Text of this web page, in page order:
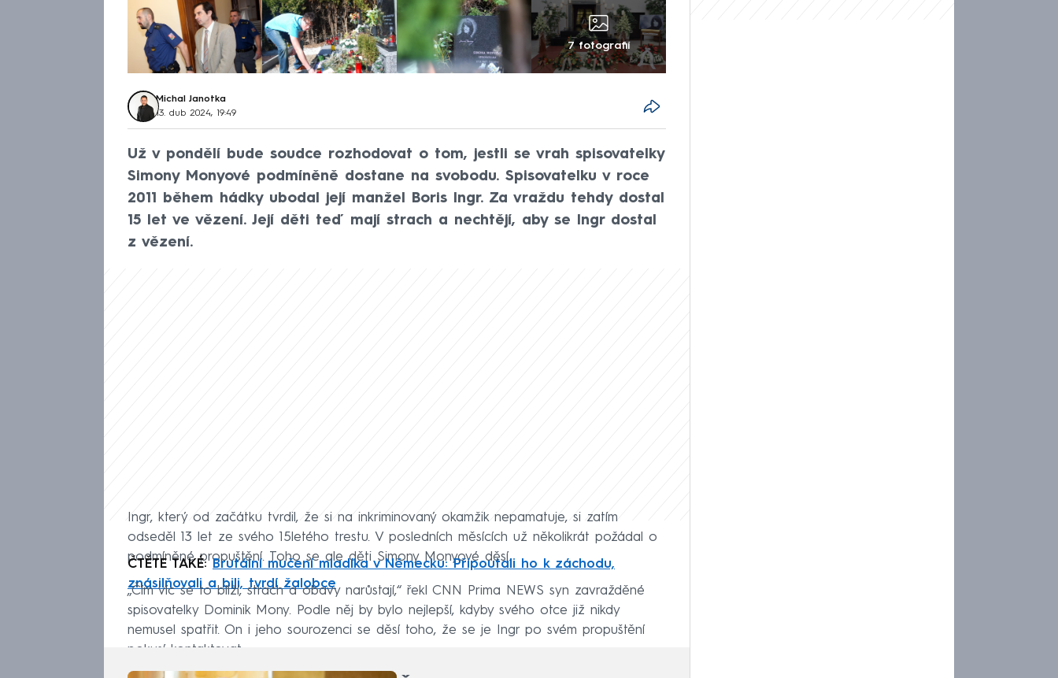
7 fotografií
Michal Janotka
13. dub 2024, 19:49
Už v pondělí bude soudce rozhodovat o tom, jestli se vrah spisovatelky
Simony Monyové podmíněně dostane na svobodu. Spisovatelku v roce
2011 během hádky ubodal její manžel Boris Ingr. Za vraždu tehdy dostal
15 let ve vězení. Její děti teď mají strach a nechtějí, aby se Ingr dostal
z vězení.
Ingr, který od začátku tvrdil, že si na inkriminovaný okamžik nepamatuje, si zatím
odseděl 13 let ze svého 15letého trestu. V posledních měsících už několikrát požádal o
podmíněné propuštění. Toho se ale děti Simony Monyové děsí.
ČTĚTE TAKÉ: Brutální mučení mladíka v Německu: Připoutali ho k záchodu,
znásilňovali a bili, tvrdí žalobce
„Čím víc se to blíží, strach a obavy narůstají,“ řekl CNN Prima NEWS syn zavražděné
spisovatelky Dominik Mony. Podle něj by bylo nejlepší, kdyby svého otce již nikdy
nemusel spatřit. On i jeho sourozenci se děsí toho, že se je Ingr po svém propuštění
pokusí kontaktovat.